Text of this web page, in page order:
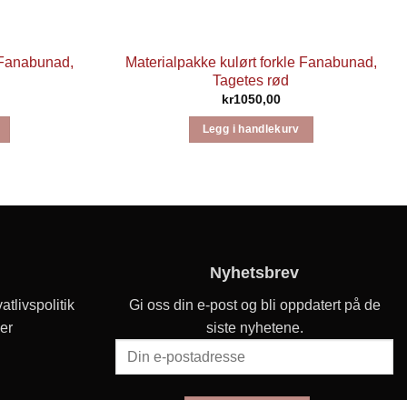
Materialpakke kulørt forkle Fanabunad,
Tagetes rød
kr1050,00
Legg i handlekurv
Nyhetsbrev
Gi oss din e-post og bli oppdatert på de
siste nyhetene.